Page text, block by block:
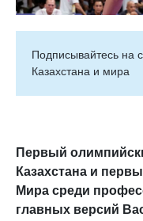
Подписывайтесь на
Казахстана и мира
Первый
Казахстана и
Мира среди
главных версий